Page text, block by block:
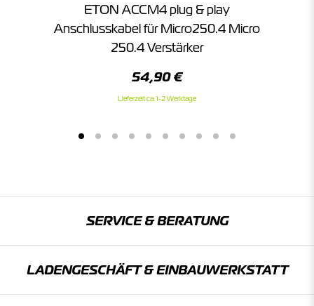
ETON ACCM4 plug & play
Anschlusskabel für Micro250.4 Micro
250.4 Verstärker
54,90 €
Lieferzeit ca. 1-2 Werktage
SERVICE & BERATUNG
LADENGESCHÄFT & EINBAU­WERKSTATT